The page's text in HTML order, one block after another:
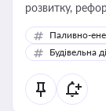
розвитку,
Паливно-
Будівельна